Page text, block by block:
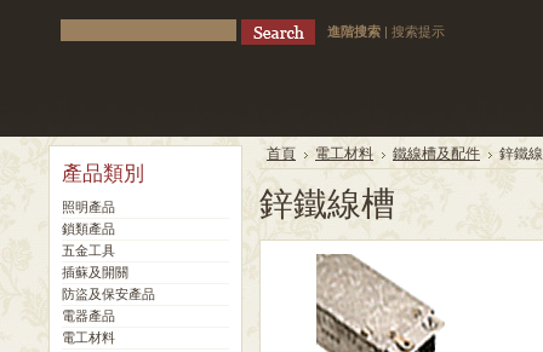
進階搜索 | 搜索提示
產品類別
照明產品
鎖類產品
五金工具
插蘇及開關
防盜及保安產品
電器產品
電工材料
首頁 電工材料 鐵線槽及配件 鋅鐵
鋅鐵線槽